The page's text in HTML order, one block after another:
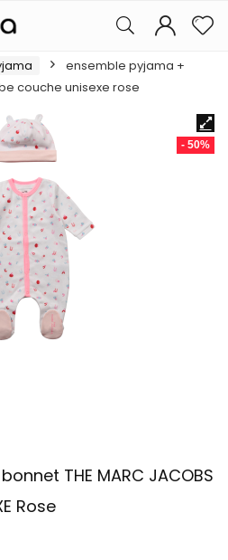
ensemble pyjama +
couche unisexe rose
- 50%
THE MARC JACOBS
Rose